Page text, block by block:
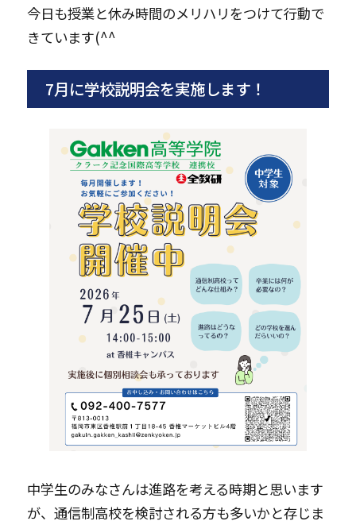
今日も授業と休み時間のメリハリをつけて行動で
きています(^^
7月に学校説明会を実施します！
中学生のみなさんは進路を考える時期と思います
が、通信制高校を検討される方も多いかと存じま